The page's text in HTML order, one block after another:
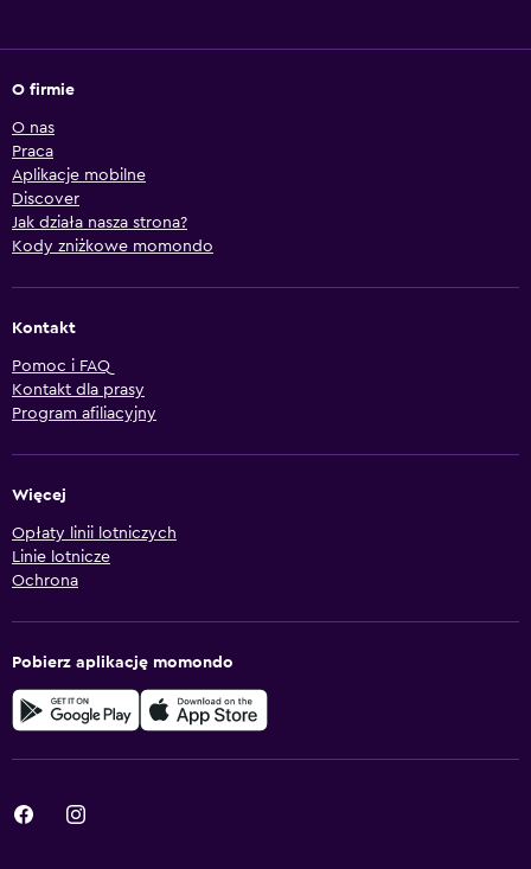
O firmie
O nas
Praca
Aplikacje mobilne
Discover
Jak działa nasza strona?
Kody zniżkowe momondo
Kontakt
Pomoc i FAQ
Kontakt dla prasy
Program afiliacyjny
Więcej
Opłaty linii lotniczych
Linie lotnicze
Ochrona
Pobierz aplikację momondo